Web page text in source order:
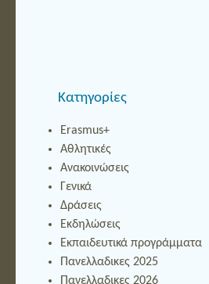
Kατηγορίες
Erasmus+
Αθλητικές
Ανακοινώσεις
Γενικά
Δράσεις
Εκδηλώσεις
Εκπαιδευτικά προγράμματα
Πανελλαδικες 2025
Πανελλαδικες 2026